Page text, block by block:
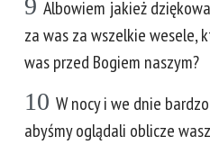
9 Albowiem jakież
za was za wszelkie wesele,
was przed Bogiem naszym?
10 W nocy i we dnie
abyśmy oglądali oblicze